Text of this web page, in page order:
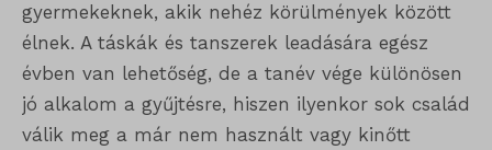
gyermekeknek, akik nehéz körülmények között
élnek. A táskák és tanszerek leadására egész
évben van lehetőség, de a tanév vége különösen
jó alkalom a gyűjtésre, hiszen ilyenkor sok család
válik meg a már nem használt vagy kinőtt